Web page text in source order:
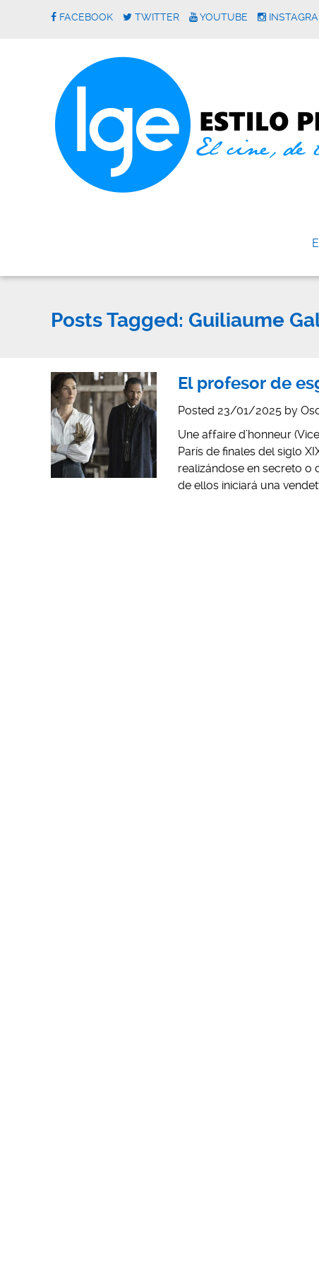
FACEBOOK TWITTER YOUTUBE
Posts Tagged: Guiliaume
El profesor de
Posted 23/01/2025 by
Une affaire d’honneur
París de finales del siglo
realizándose en secreto o
de ellos iniciará una